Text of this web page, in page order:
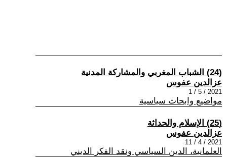
(24) الشباب المغربي والمشاركة المدنية
عزالدين عفوس
2021 / 5 / 1
مواضيع وابحاث سياسية
(25) الإسلام والحداثة
عزالدين عفوس
2021 / 4 / 11
العلمانية، الدين السياسي ونقد الفكر الديني